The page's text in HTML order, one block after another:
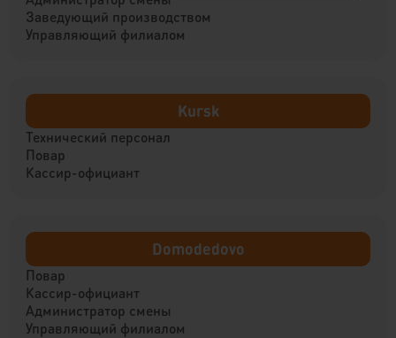
Заведующий производством
Управляющий филиалом
Kursk
Технический персонал
Повар
Кассир-официант
Domodedovo
Повар
Кассир-официант
Администратор смены
Управляющий филиалом